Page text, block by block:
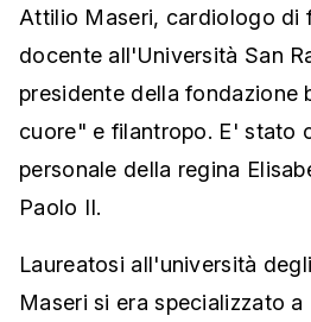
Attilio Maseri, cardiologo di
docente all'Università San
presidente della fondazione
cuore" e filantropo. E' stato
personale della regina
Paolo II.
Laureatosi all'università
Maseri si era specializzato